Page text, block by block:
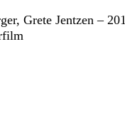
Film
Grete Jentzen –